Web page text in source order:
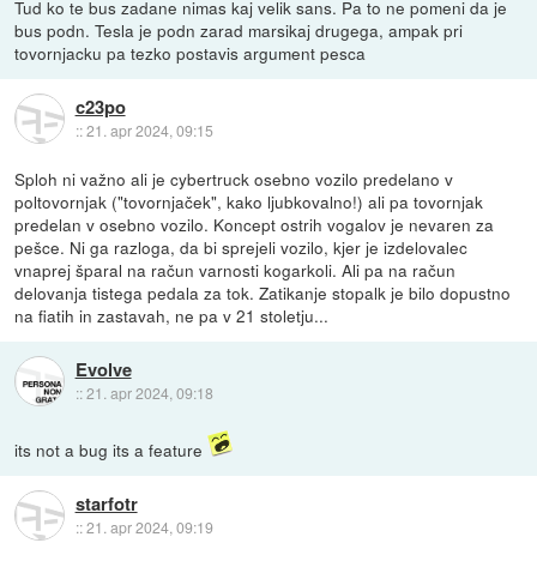
Tud ko te bus zadane nimas kaj velik sans. Pa to ne pomeni da je
bus podn. Tesla je podn zarad marsikaj drugega, ampak pri
tovornjacku pa tezko postavis argument pesca
c23po
::21. apr 2024, 09:15
Sploh ni važno ali je cybertruck osebno vozilo predelano v
poltovornjak ("tovornjaček", kako ljubkovalno!) ali pa tovornjak
predelan v osebno vozilo. Koncept ostrih vogalov je nevaren za
pešce. Ni ga razloga, da bi sprejeli vozilo, kjer je izdelovalec
vnaprej šparal na račun varnosti kogarkoli. Ali pa na račun
delovanja tistega pedala za tok. Zatikanje stopalk je bilo dopustno
na fiatih in zastavah, ne pa v 21 stoletju...
Evolve
::21. apr 2024, 09:18
its not a bug its a feature
starfotr
::21. apr 2024, 09:19